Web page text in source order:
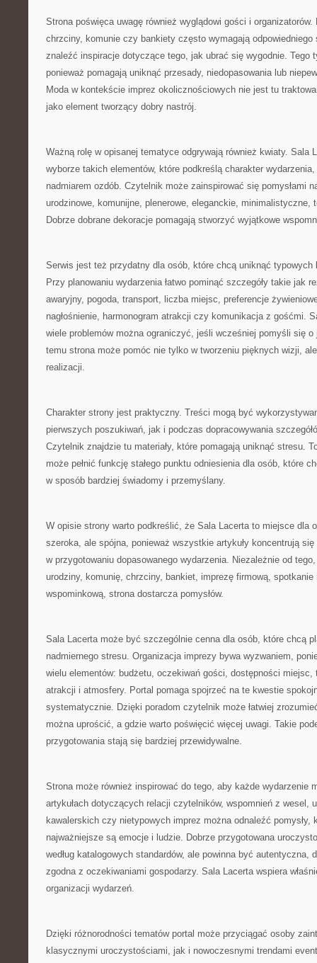
Strona poświęca uwagę również wyglądowi gości i
chrzciny, komunie czy bankiety często wymagają
znaleźć inspiracje dotyczące tego, jak ubrać się wygodnie. Tego
ponieważ pomagają uniknąć przesady, niedopasowania lub
Moda w kontekście imprez okolicznościowych nie jest tu
jako element tworzący dobry nastrój.
Ważną rolę w opisanej tematyce odgrywają również kwiaty. Sala
wyborze takich elementów, które podkreślą charakter
nadmiarem ozdób. Czytelnik może zainspirować się pomysłami
urodzinowe, komunijne, plenerowe, eleganckie, minimalistyczne,
Dobrze dobrane dekoracje pomagają stworzyć wyjątkowe
Serwis jest też przydatny dla osób, które chcą uniknąć typowych
Przy planowaniu wydarzenia łatwo pominąć szczegóły takie jak
awaryjny, pogoda, transport, liczba miejsc, preferencje
nagłośnienie, harmonogram atrakcji czy komunikacja z gośćmi.
wiele problemów można ograniczyć, jeśli wcześniej pomyśli się
temu strona może pomóc nie tylko w tworzeniu pięknych wizji,
realizacji.
Charakter strony jest praktyczny. Treści mogą być
pierwszych poszukiwań, jak i podczas dopracowywania
Czytelnik znajdzie tu materiały, które pomagają uniknąć stresu.
może pełnić funkcję stałego punktu odniesienia dla osób, które
w sposób bardziej świadomy i przemyślany.
W opisie strony warto podkreślić, że Sala Lacerta to miejsce dla
szeroka, ale spójna, ponieważ wszystkie artykuły koncentrują się
w przygotowaniu dopasowanego wydarzenia. Niezależnie od
urodziny, komunię, chrzciny, bankiet, imprezę firmową,
wspominkową, strona dostarcza pomysłów.
Sala Lacerta może być szczególnie cenna dla osób, które chcą
nadmiernego stresu. Organizacja imprezy bywa wyzwaniem,
wielu elementów: budżetu, oczekiwań gości, dostępności miejsc,
atrakcji i atmosfery. Portal pomaga spojrzeć na te kwestie
systematycznie. Dzięki poradom czytelnik może łatwiej
można uprościć, a gdzie warto poświęcić więcej uwagi. Takie
przygotowania stają się bardziej przewidywalne.
Strona może również inspirować do tego, aby każde wydarzenie
artykułach dotyczących relacji czytelników, wspomnień z wesel,
kawalerskich czy nietypowych imprez można odnaleźć pomysły,
najważniejsze są emocje i ludzie. Dobrze przygotowana
według katalogowych standardów, ale powinna być autentyczna,
zgodna z oczekiwaniami gospodarzy. Sala Lacerta wspiera
organizacji wydarzeń.
Dzięki różnorodności tematów portal może przyciągać osoby
klasycznymi uroczystościami, jak i nowoczesnymi trendami